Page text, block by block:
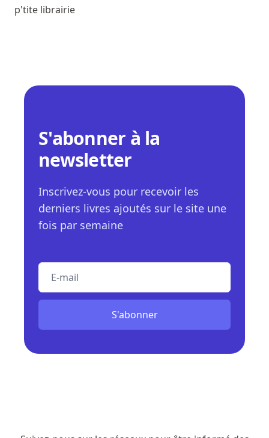
p'tite librairie
S'abonner à la
newsletter
Inscrivez-vous pour recevoir les
derniers livres ajoutés sur le site une
fois par semaine
E-mail
S'abonner